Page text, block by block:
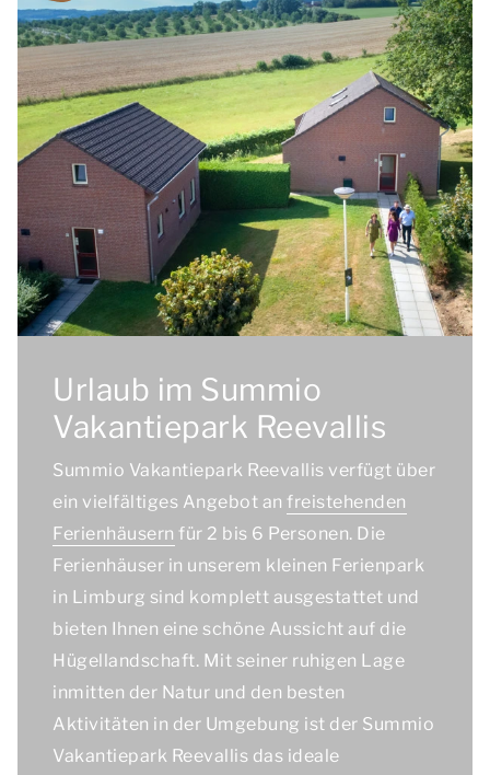
Urlaub im Summio
Vakantiepark Reevallis
Summio Vakantiepark Reevallis verfügt über
ein vielfältiges Angebot an freistehenden
Ferienhäusern für 2 bis 6 Personen. Die
Ferienhäuser in unserem kleinen Ferienpark
in Limburg sind komplett ausgestattet und
bieten Ihnen eine schöne Aussicht auf die
Hügellandschaft. Mit seiner ruhigen Lage
inmitten der Natur und den besten
Aktivitäten in der Umgebung ist der Summio
Vakantiepark Reevallis das ideale